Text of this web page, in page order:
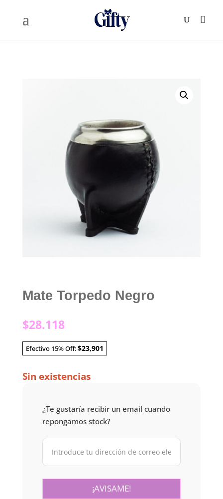
Mate Torpedo Negro
$28.118
Efectivo 15% Off:$23,901
Sin existencias
¿Te gustaría recibir un email cuando
repongamos stock?